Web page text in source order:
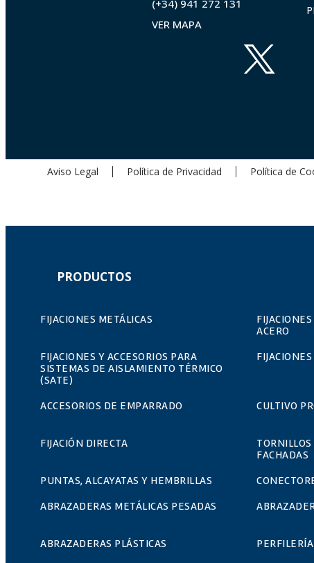
(+34) 941 272 131
VER MAPA
Aviso Legal Política de Privacidad Política de
PRODUCTOS
FIJACIONES METÁLICAS
ACERO
FIJACIONES Y ACCESORIOS PARA
SISTEMAS DE AISLAMIENTO TÉRMICO
(SATE)
ACCESORIOS DE EMPARRADO CULTIVO
FIJACIÓN DIRECTA
FACHADAS
PUNTAS, ALCAYATAS Y HEMBRILLAS
ABRAZADERAS METÁLICAS PESADAS
ABRAZADERAS PLÁSTICAS